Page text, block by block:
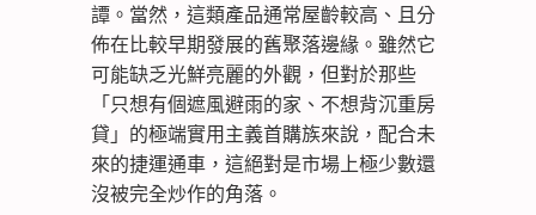
譚。當然，這類產品通常屋齡較高、且分
佈在比較早期發展的舊聚落邊緣。雖然它
可能缺乏光鮮亮麗的外觀，但對於那些
「只想有個遮風避雨的家、不想背沉重房
貸」的極端實用主義首購族來說，配合未
來的捷運通車，這絕對是市場上極少數還
沒被完全炒作的角落。